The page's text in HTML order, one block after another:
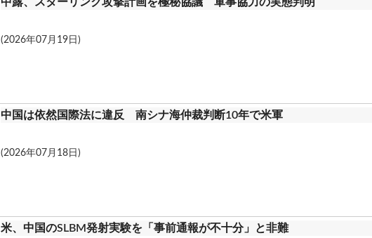
中露、スターリンク攻撃計画を極秘協議 軍事協力の実態判明
(2026年07月19日)
中国は依然国際法に違反 南シナ海仲裁判断10年で米軍
(2026年07月18日)
米、中国のSLBM発射実験を「事前通報が不十分」と非難